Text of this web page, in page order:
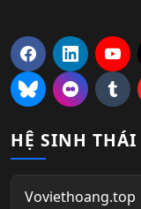
HỆ SINH THÁI
Voviethoang.top